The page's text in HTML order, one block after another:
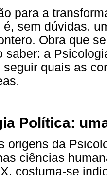
para a
é, sem dúvidas,
Obra que
saber: a
seguir quais as
Política:
origens da
ciências
costuma-se